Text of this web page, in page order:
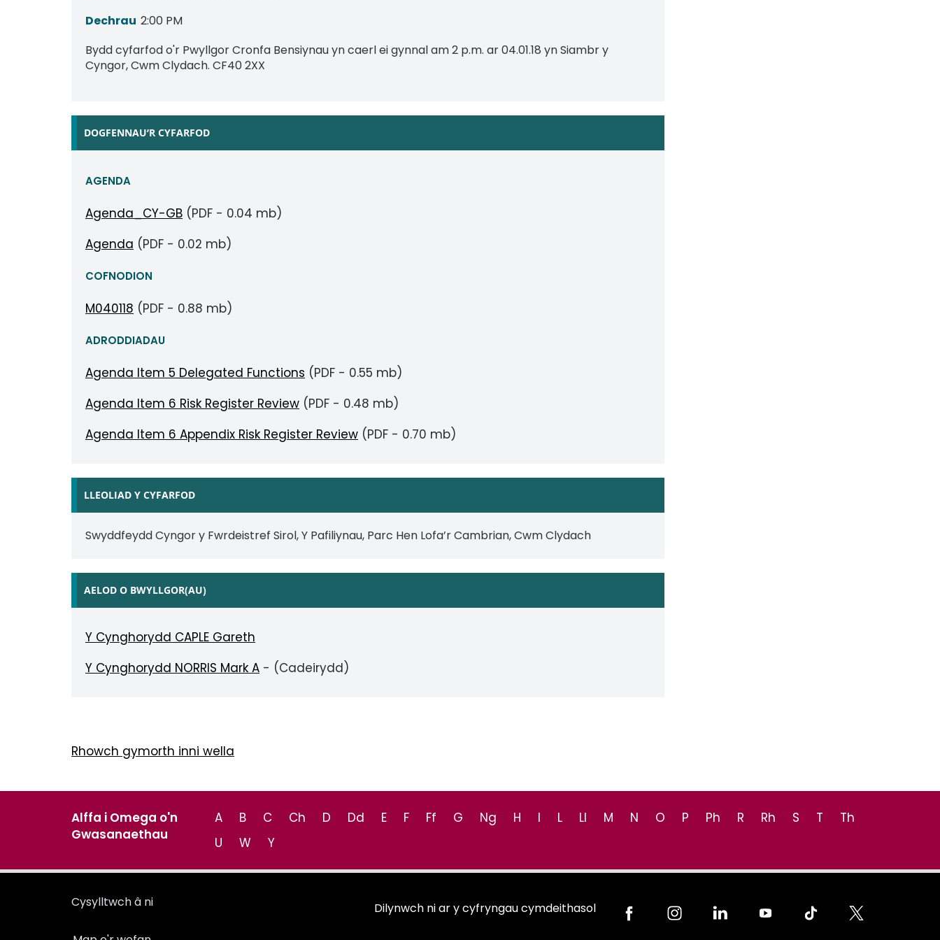
Dechrau 2:00 PM
Bydd cyfarfod o'r Pwyllgor Cronfa Bensiynau yn caerl ei gynnal am 2 p.m. ar 04.01.18 yn Siambr y
Cyngor, Cwm Clydach. CF40 2XX
DOGFENNAU’R CYFARFOD
AGENDA
Agenda_CY-GB (PDF - 0.04 mb)
Agenda (PDF - 0.02 mb)
COFNODION
M040118 (PDF - 0.88 mb)
ADRODDIADAU
Agenda Item 5 Delegated Functions (PDF - 0.55 mb)
Agenda Item 6 Risk Register Review (PDF - 0.48 mb)
Agenda Item 6 Appendix Risk Register Review (PDF - 0.70 mb)
LLEOLIAD Y CYFARFOD
Swyddfeydd Cyngor y Fwrdeistref Sirol, Y Pafiliynau, Parc Hen Lofa’r Cambrian, Cwm Clydach
AELOD O BWYLLGOR(AU)
Y Cynghorydd CAPLE Gareth
Y Cynghorydd NORRIS Mark A - (Cadeirydd)
Rhowch gymorth inni wella
Alffa i Omega o'n
Gwasanaethau
A B C Ch D Dd E F Ff G Ng H I L Ll M N O P Ph R Rh S T
Th
U
W Y
Cysylltwch â ni Dilynwch ni ar y cyfryngau cymdeithasol